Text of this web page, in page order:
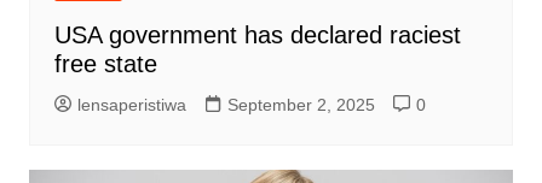
USA government has declared raciest
free state
lensaperistiwa September 2, 2025 0